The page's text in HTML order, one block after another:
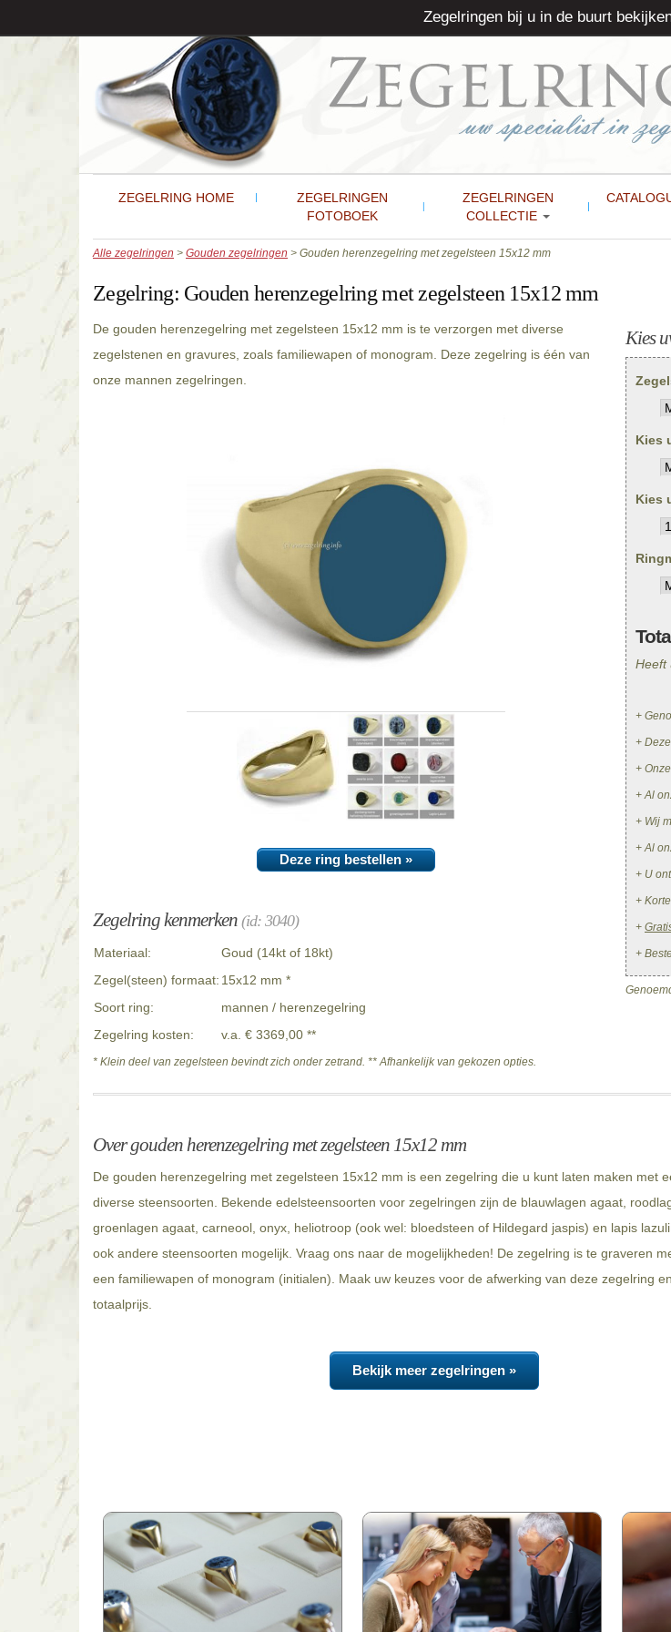
ZEGELRING HOME
ZEGELRINGEN
FOTOBOEK
ZEGELRINGEN
COLLECTIE
Alle zegelringen > Gouden zegelringen > Gouden herenzegelring met zegelsteen 15x12 mm
Zegelring: Gouden herenzegelring met zegelsteen 15x12 mm
De gouden herenzegelring met zegelsteen 15x12 mm is te verzorgen met diverse
zegelstenen en gravures, zoals familiewapen of monogram. Deze zegelring is één van
onze mannen zegelringen.
Deze ring bestellen »
Zegelring kenmerken (id: 3040)
Materiaal:
Goud (14kt of 18kt)
Zegel(steen) formaat: 15x12 mm *
Soort ring:
mannen / herenzegelring
Zegelring kosten:
v.a. € 3369,00 **
* Klein deel van zegelsteen bevindt zich onder zetrand. ** Afhankelijk van gekozen opties.
Kies
Kies
Kies
Heeft
+
+
+
+ Al
+ Wij
+ Al
+ U
+
+
+
Over gouden herenzegelring met zegelsteen 15x12 mm
De gouden herenzegelring met zegelsteen 15x12 mm is een zegelring die u kunt laten maken met
diverse steensoorten. Bekende edelsteensoorten voor zegelringen zijn de blauwlagen agaat,
groenlagen agaat, carneool, onyx, heliotroop (ook wel: bloedsteen of Hildegard jaspis) en lapis
ook andere steensoorten mogelijk. Vraag ons naar de mogelijkheden! De zegelring is te graveren
een familiewapen of monogram (initialen). Maak uw keuzes voor de afwerking van deze zegelring
totaalprijs.
Bekijk meer zegelringen »
Zegelringen bij u in de buurt